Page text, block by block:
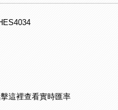
這裡查看實時匯率